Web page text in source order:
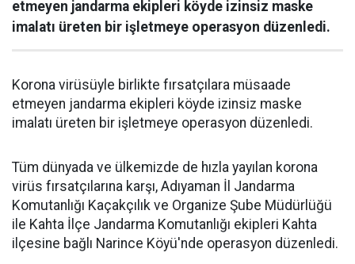
etmeyen jandarma ekipleri köyde izinsiz maske
imalatı üreten bir işletmeye operasyon düzenledi.
Korona virüsüyle birlikte fırsatçılara müsaade
etmeyen jandarma ekipleri köyde izinsiz maske
imalatı üreten bir işletmeye operasyon düzenledi.
Tüm dünyada ve ülkemizde de hızla yayılan korona
virüs fırsatçılarına karşı, Adıyaman İl Jandarma
Komutanlığı Kaçakçılık ve Organize Şube Müdürlüğü
ile Kahta İlçe Jandarma Komutanlığı ekipleri Kahta
ilçesine bağlı Narince Köyü'nde operasyon düzenledi.